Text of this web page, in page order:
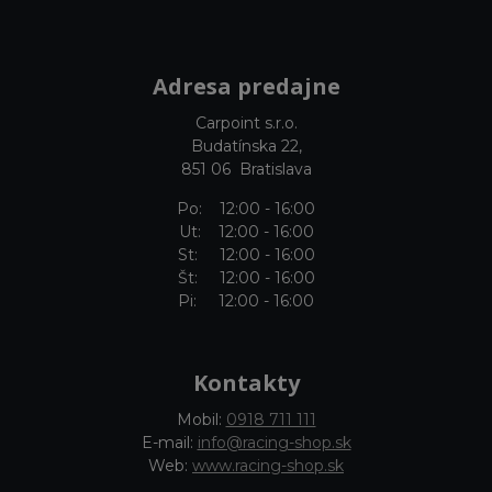
Adresa predajne
Carpoint s.r.o.
Budatínska 22,
851 06 Bratislava
Po: 12:00 - 16:00
Ut: 12:00 - 16:00
St: 12:00 - 16:00
Št: 12:00 - 16:00
Pi: 12:00 - 16:00
Kontakty
Mobil: 0918 711 111
E-mail: info@racing-shop.sk
Web: www.racing-shop.sk